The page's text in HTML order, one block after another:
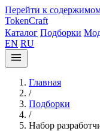
Перейти к
TokenCraft
Каталог Подборки
EN RU
Главная
/
Подборки
/
Набор